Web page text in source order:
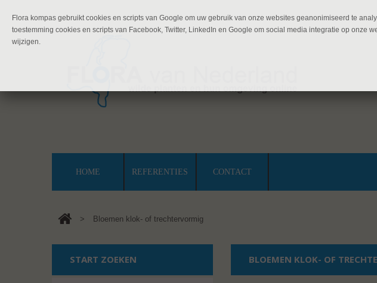
HOME REFERENTIES CONTACT
> Bloemen klok- of trechtervormig
BLOEMEN KLOK- OF
START ZOEKEN
Flora kompas gebruikt cookies en scripts van Google om uw gebruik van onze websites geanonimiseerd te
toestemming cookies en scripts van Facebook, Twitter, LinkedIn en Google om social media integratie op
wijzigen.